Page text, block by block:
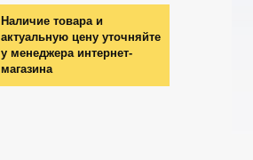
Наличие товара и
актуальную цену уточняйте
у менеджера интернет-
магазина